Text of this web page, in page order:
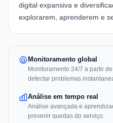
digital expansiva e
explorarem, aprenderem e
Monitoramento global
Monitoramento 24/7 a partir
detectar problemas
Análise em tempo real
Análise avançada e
prevenir quedas do serviço.